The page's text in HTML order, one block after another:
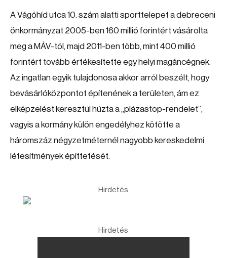
A Vágóhíd utca 10. szám alatti sporttelepet a debreceni
önkormányzat 2005-ben 160 millió forintért vásárolta
meg a MÁV-tól, majd 2011-ben több, mint 400 millió
forintért tovább értékesítette egy helyi magáncégnek.
Az ingatlan egyik tulajdonosa akkor arról beszélt, hogy
bevásárlóközpontot építenének a területen, ám ez
elképzelést keresztül húzta a „plázastop-rendelet”,
vagyis a kormány külön engedélyhez kötötte a
háromszáz négyzetméternél nagyobb kereskedelmi
létesítmények építtetését.
Hirdetés
Hirdetés